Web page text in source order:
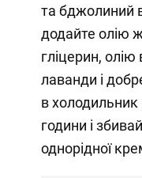
та бджолиний
додайте олію
гліцерин, олію
лаванди і
в холодильник
години і
однорідної